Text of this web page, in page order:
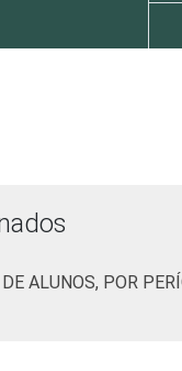
ALUNOS, POR